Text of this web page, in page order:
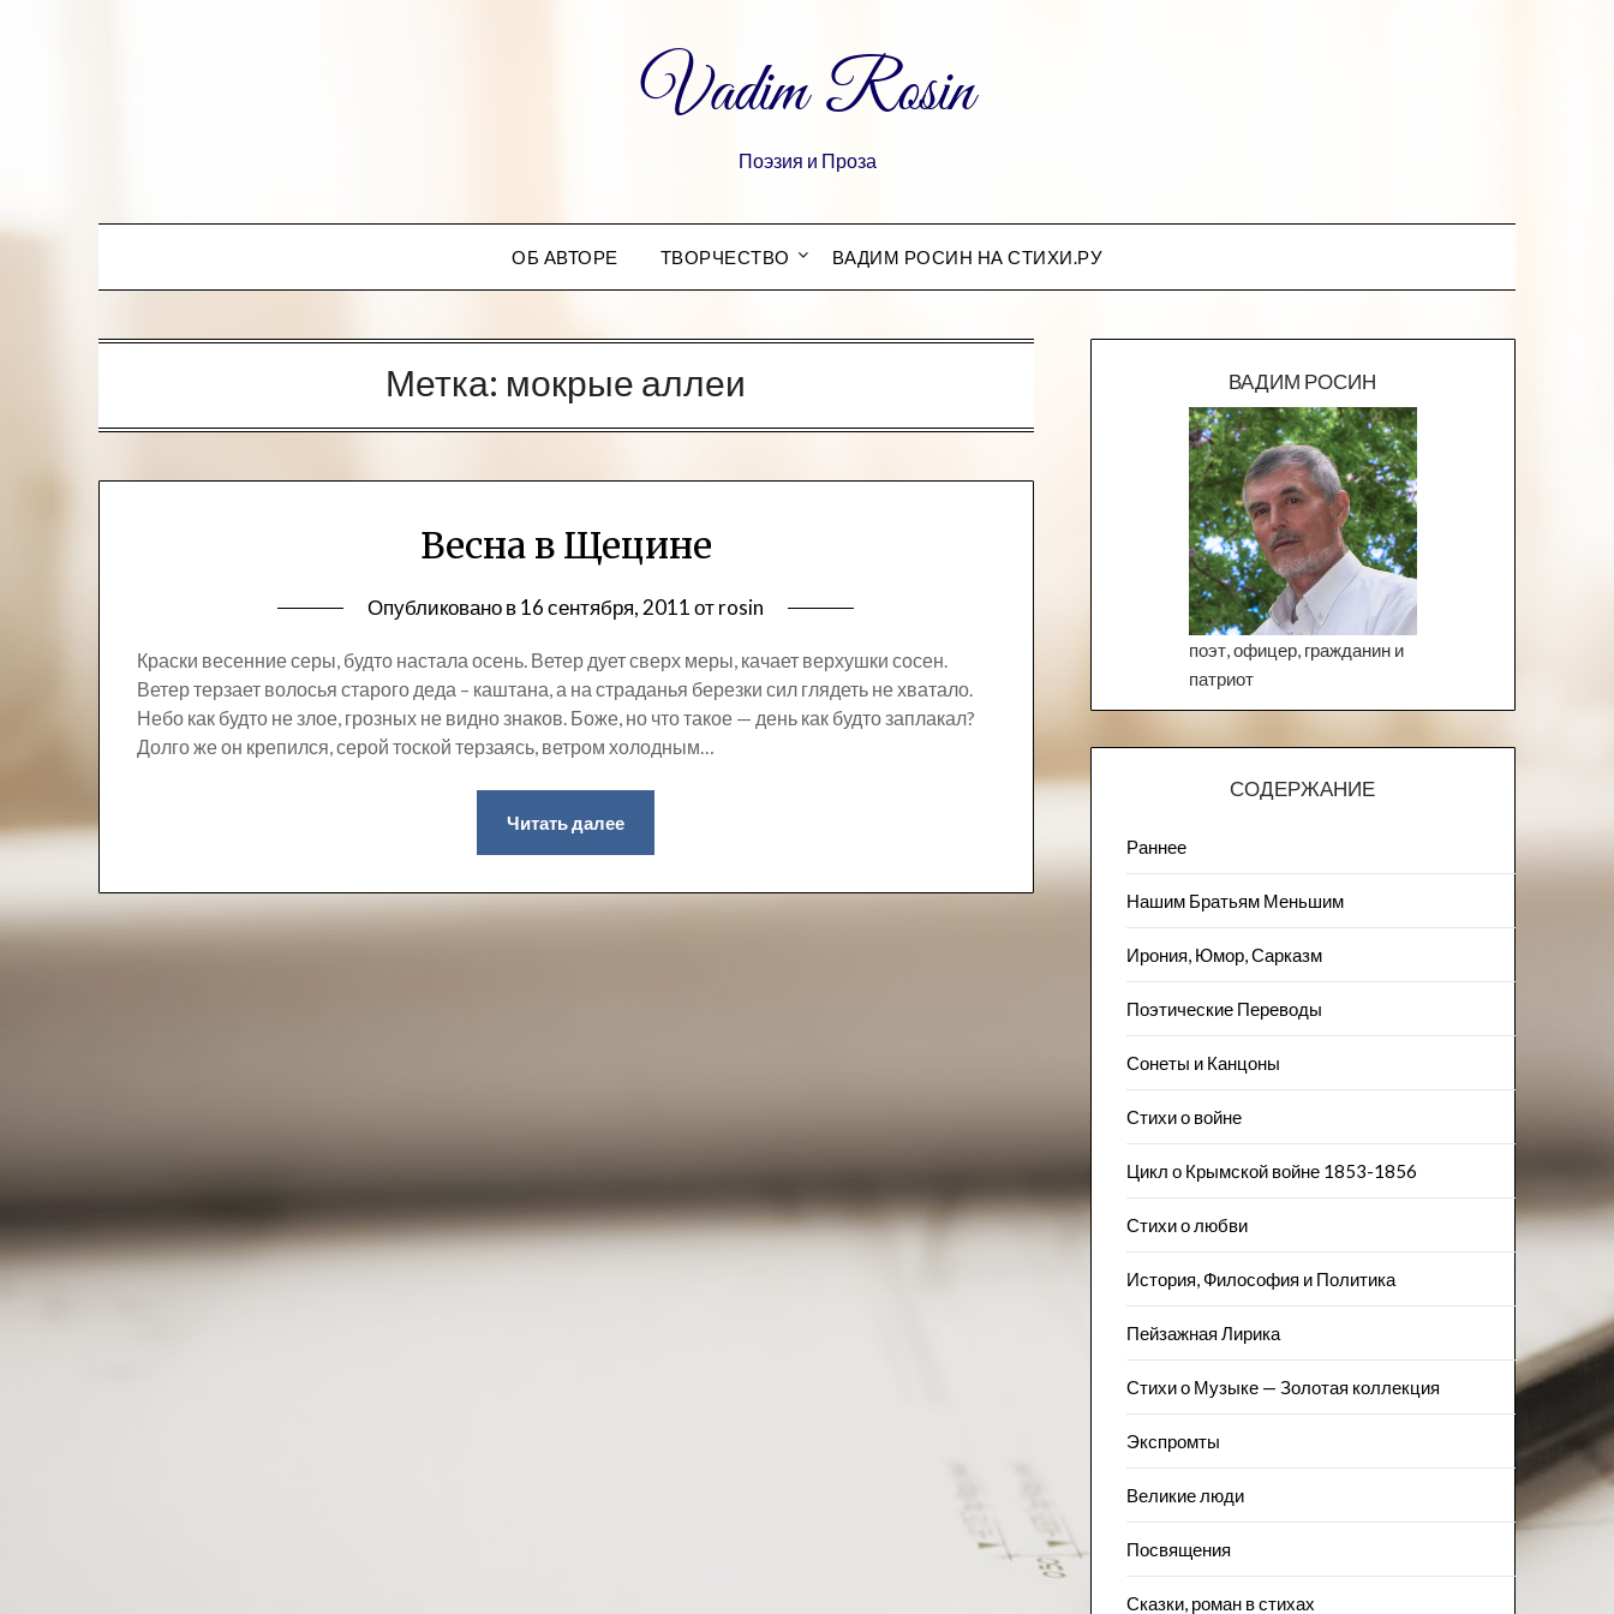
Vadim Rosin
Поэзия и Проза
ОБ АВТОРЕ ТВОРЧЕСТВО ВАДИМ РОСИН НА СТИХИ.РУ
Метка: мокрые аллеи
Весна в Щецине
Опубликовано в16 сентября, 2011отrosin
Краски весенние серы, будто настала осень. Ветер дует сверх меры, качает верхушки сосен.
Ветер терзает волосья старого деда – каштана, а на страданья березки сил глядеть не хватало.
Небо как будто не злое, грозных не видно знаков. Боже, но что такое — день как будто заплакал?
Долго же он крепился, серой тоской терзаясь, ветром холодным…
Читать далее
ВАДИМ РОСИН
поэт, офицер, гражданин и
патриот
СОДЕРЖАНИЕ
Раннее
Нашим Братьям Меньшим
Ирония, Юмор, Сарказм
Поэтические Переводы
Сонеты и Канцоны
Стихи о войне
Цикл о Крымской войне 1853-1856
Стихи о любви
История, Философия и Политика
Пейзажна​я Лирика
Стихи о Музыке — Золотая коллекция
Экспромты
Великие люди
Посвящения
Сказки, роман в стихах